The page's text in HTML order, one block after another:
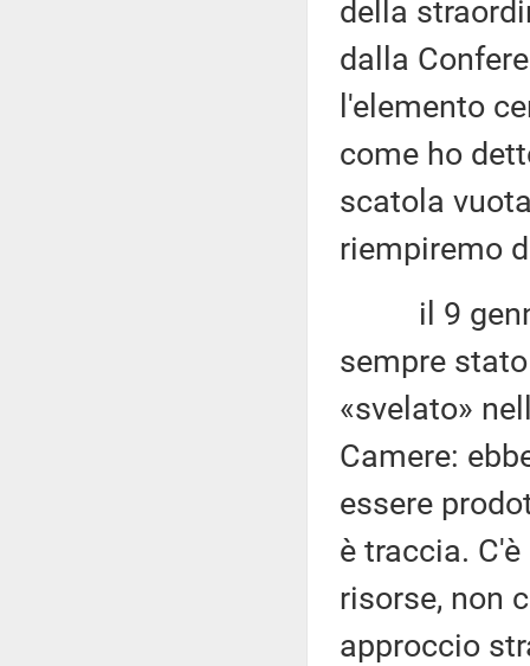
della
dalla
l'elemento
come ho
scatola
riempiremo
il 9
sempre
«svelato»
Camere:
essere
è traccia.
risorse, non
approccio